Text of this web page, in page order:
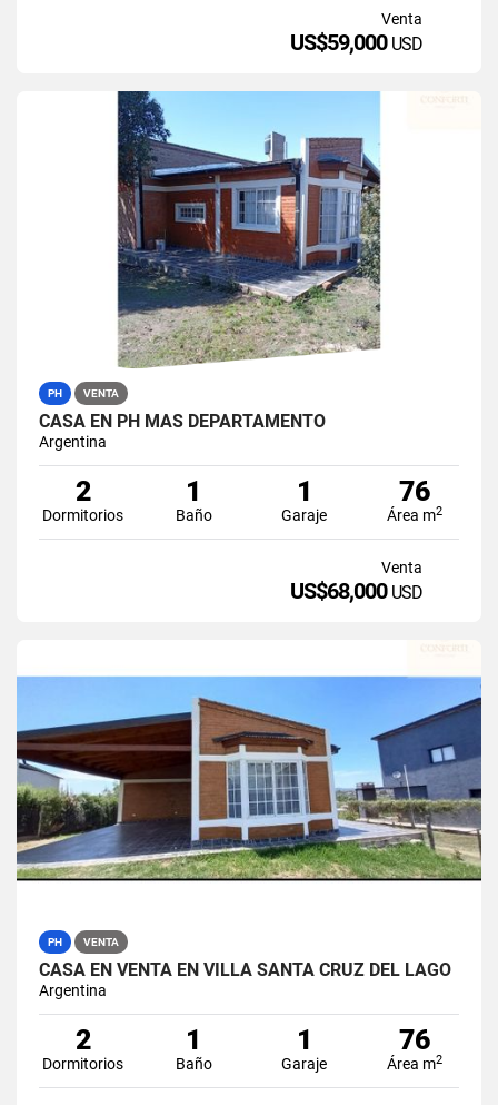
Venta
US$59,000 USD
PH VENTA
CASA EN PH MÁS DEPARTAMENTO
Argentina
2
Dormitorios
1
Baño
1
Garaje
76
Área m2
Venta
US$68,000 USD
PH VENTA
CASA EN VENTA EN VILLA SANTA CRUZ DEL LAGO
Argentina
2
Dormitorios
1
Baño
1
Garaje
76
Área m2